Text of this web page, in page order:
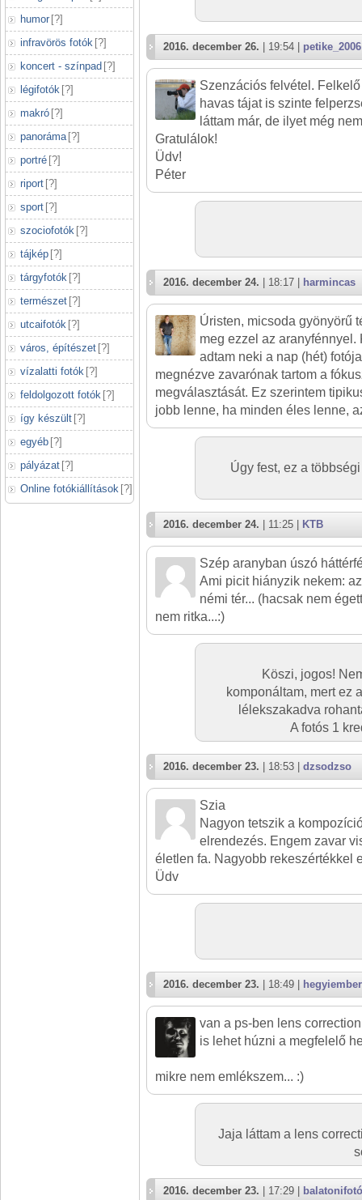
humor [?]
infravörös fotók [?]
koncert - színpad [?]
légifotók [?]
makró [?]
panoráma [?]
portré [?]
riport [?]
sport [?]
szociofotók [?]
tájkép [?]
tárgyfotók [?]
természet [?]
utcaifotók [?]
város, építészet [?]
vízalatti fotók [?]
feldolgozott fotók [?]
így készült [?]
egyéb [?]
pályázat [?]
Online fotókiállítások [?]
2016. december 26. | 19:54 | petike_2006
Szenzációs felvétel.
havas tájat is szinte
láttam már, de ilyet még
Gratulálok!
Üdv!
Péter
2016. december 24. | 18:17 | harmincas
Úristen, micsoda gyönyörű
meg ezzel az aranyfénnyel.
adtam neki a nap (hét)
megnézve zavarónak tartom a
megválasztását. Ez szerintem
jobb lenne, ha minden éles lenne,
Úgy fest, ez a
2016. december 24. | 11:25 | KTB
Szép aranyban úszó
Ami picit hiányzik nekem:
némi tér... (hacsak nem
nem ritka...:)
Köszi, jogos!
komponáltam, mert ez
lélekszakadva
A fotós 1
2016. december 23. | 18:53 | dzsodzso
Szia
Nagyon tetszik a
elrendezés. Engem zavar
életlen fa. Nagyobb rekeszértékkel
Üdv
2016. december 23. | 18:49 | hegyiember
van a ps-ben lens
is lehet húzni a megfelelő
mikre nem emlékszem... :)
Jaja láttam a lens
2016. december 23. | 17:29 |